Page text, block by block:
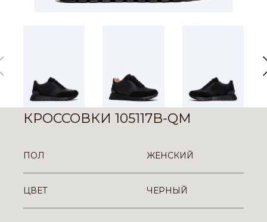
КРОССОВКИ 105117B-QM
ПОЛ ЖЕНСКИЙ
ЦВЕТ ЧЕРНЫЙ